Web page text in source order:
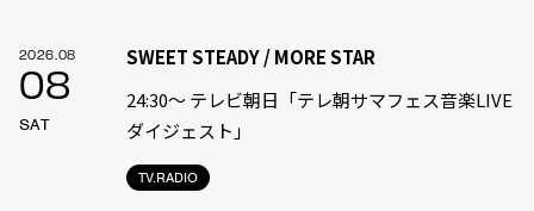
2026.08
08
SAT
TV.RADIO
SWEET STEADY / MORE STAR
24:30〜 テレビ朝日「テレ朝サマフェス音楽LIVE
ダイジェスト」